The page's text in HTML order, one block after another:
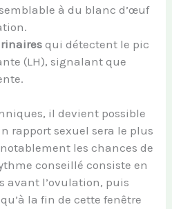
à du blanc d’œuf
qui détectent le pic
(LH), signalant que
il devient possible
rapport sexuel sera le plus
les chances de
conseillé consiste en
avant l’ovulation, puis
la fin de cette fenêtre